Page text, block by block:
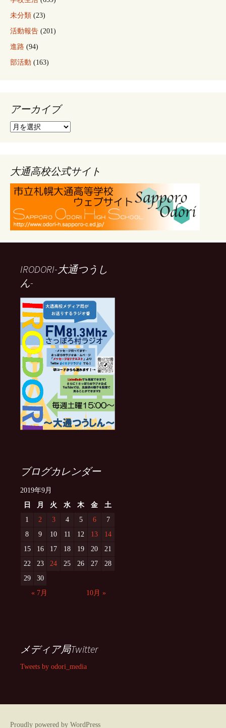
未分類 (23)
活動報告 (201)
進路 (94)
部活動 (163)
アーカイブ
ア
ブ
大通高校公式サイト
IRODORI-大通つうし
ん-
ブログカレンダー
2019年9月
日
月 火 水 木 金
土
1
2 3 4 5 6
7
8
9 10 11 12 13
14
15
16 17 18 19 20
21
22
23 24 25 26 27
28
29
30
« 7月
10月 »
メディア局Twitter
Tweets by odori_media
Proudly powered by WordPress